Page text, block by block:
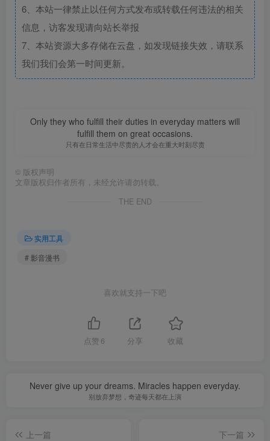
6、本站一律禁止以任何方式发布或转载任何违法的相关
信息，访客发现请向站长举报
7、本站资源大多存储在云盘，如发现链接失效，请联系
我们我们会第一时间更新。
Only they who fulfill their duties in everyday matters will
fulfill them on great occasions.
只有在日常生活中尽责的人才会在重大时刻尽责
© 版权声明
文章版权归作者所有，未经允许请勿转载。
THE END
实用工具
# 影音漫书
喜欢就支持一下吧
点赞 6 分享 收藏
Never give up your dreams. Miracles happen everyday.
别放弃梦想，奇迹每天都在上演
上一篇
下一篇